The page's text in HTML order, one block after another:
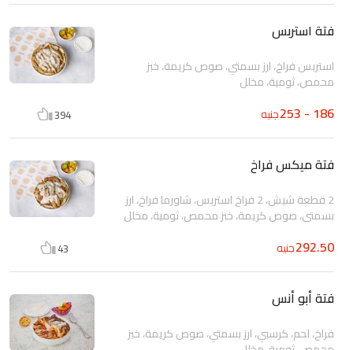
فتة استربس
استربس فراخ، ارز بسمتي، صوص كريمة، خبز
محمص، ثومية، مخلل
186 - 253 جنيه 394
فتة ميكس فراخ
2 قطعة شيش، 2 فراخ استربس، شاورما فراخ، ارز
بسمتي، صوص كريمة، خبز محمص، ثومية، مخلل
292.50جنيه 43
فتة أبو أنس
فراخ، لحم، كرسبي، ارز بسمتي، صوص كريمة، خبز